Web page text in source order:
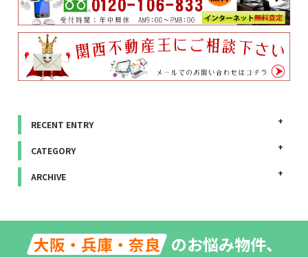
RECENT ENTRY
CATEGORY
ARCHIVE
大阪・兵庫・奈良 のお悩み物件、